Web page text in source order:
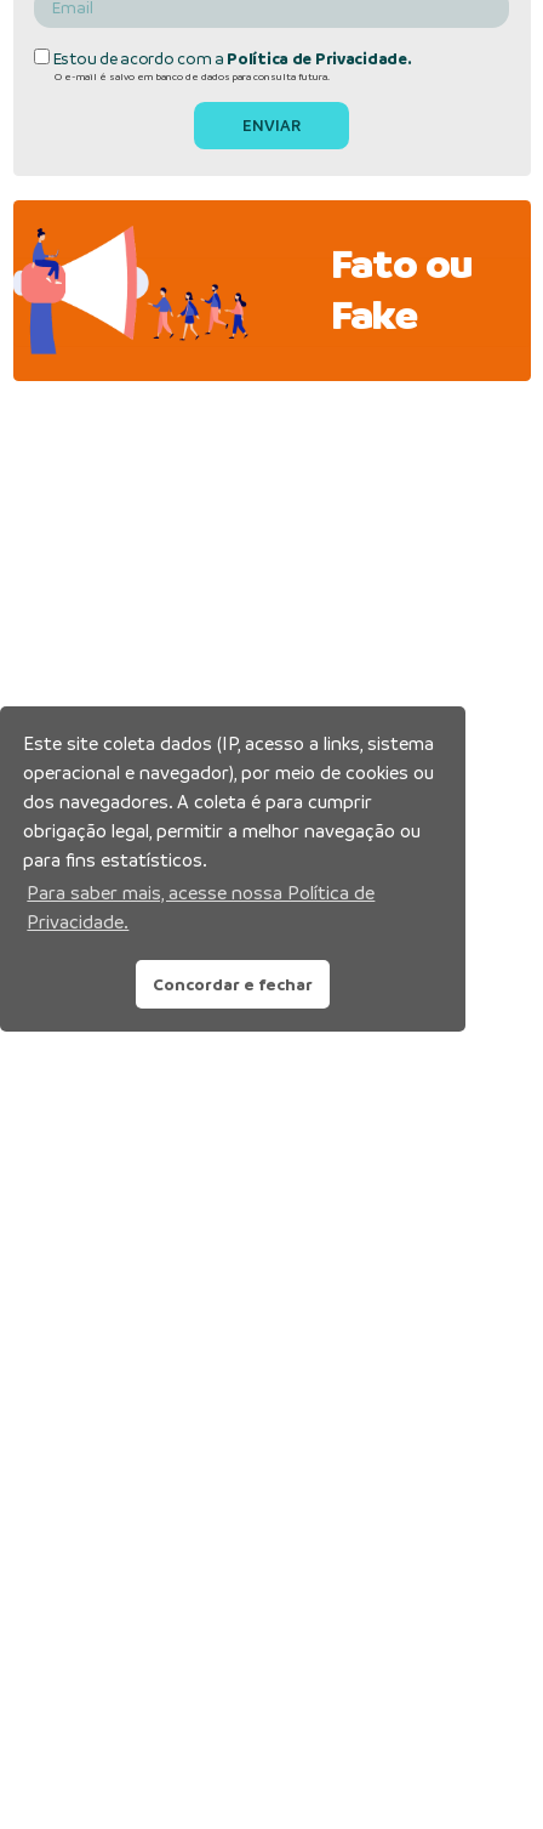
Estou de acordo com a Política de Privacidade.
O e-mail é salvo em banco de dados para consulta futura.
Fato ou
Fake
Este site coleta dados (IP, acesso a links, sistema
operacional e navegador), por meio de cookies ou
dos navegadores. A coleta é para cumprir
obrigação legal, permitir a melhor navegação ou
para fins estatísticos.
Para saber mais, acesse nossa Política de
Privacidade.
Concordar e fechar